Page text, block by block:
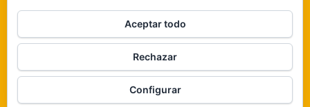
De ninguna manera
Veámos que hay aquí
Política de cookies
WordPress |Tema:
Aceptar todo
Rechazar
Configurar